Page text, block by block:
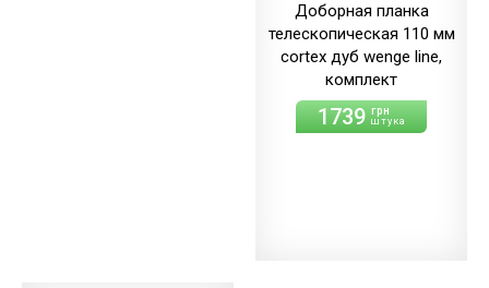
Доборная планка
телескопическая 110 мм
cortex дуб wenge line,
комплект
1739 грн
штука